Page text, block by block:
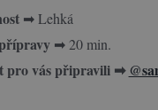
➡ Lehká
➡ 20 min.
pro vás připravili ➡